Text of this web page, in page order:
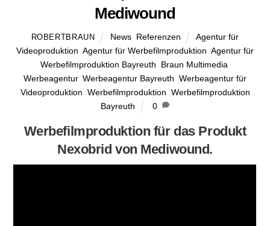
Mediwound
ROBERTBRAUN News Referenzen
Agentur für
Videoproduktion Agentur für Werbefilmproduktion Agentur für
Werbefilmproduktion Bayreuth
Braun Multimedia,
Werbeagentur, Werbeagentur Bayreuth Werbeagentur für
Videoproduktion Werbefilmproduktion Werbefilmproduktion
Bayreuth
0
Werbefilmproduktion für das Produkt
Nexobrid von Mediwound.